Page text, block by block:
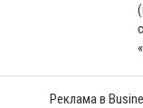
Реклама в